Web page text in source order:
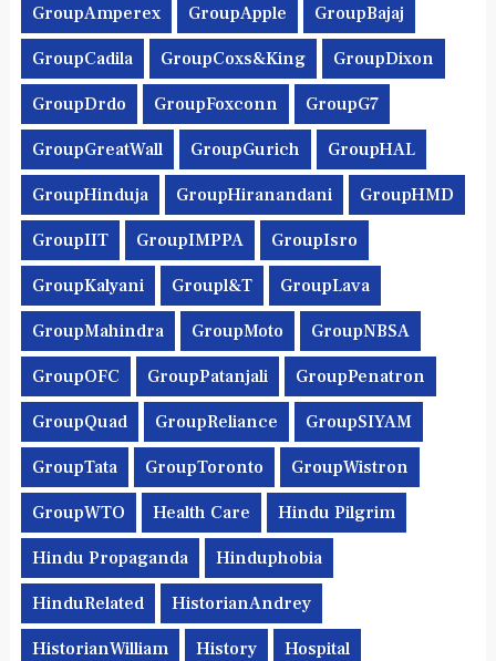
GroupAmperex GroupApple GroupBajaj
GroupCadila GroupCoxs&King GroupDixon
GroupDrdo GroupFoxconn GroupG7
GroupGreatWall GroupGurich GroupHAL
GroupHinduja GroupHiranandani GroupHMD
GroupIIT GroupIMPPA GroupIsro
GroupKalyani Groupl&t GroupLava
GroupMahindra GroupMoto GroupNBSA
GroupOFC GroupPatanjali GroupPenatron
GroupQuad GroupReliance GroupSIYAM
GroupTata GroupToronto GroupWistron
GroupWTO Health Care Hindu Pilgrim
Hindu Propaganda Hinduphobia
HinduRelated HistorianAndrey
HistorianWilliam History Hospital